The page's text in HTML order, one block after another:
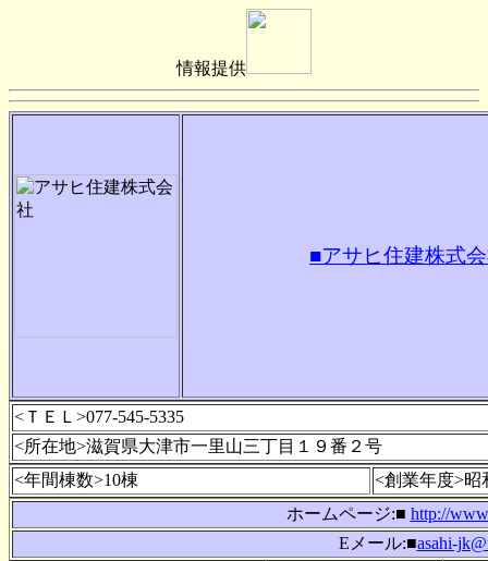
情報提供
■アサヒ住建株式
<ＴＥＬ>077-545-5335
<所在地>滋賀県大津市一里山三丁目１９番２号
<年間棟数>10棟
<創業年度>昭
ホームページ:■ http://
Eメール:■asahi-